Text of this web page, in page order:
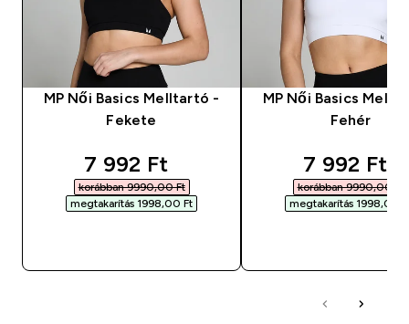
MP Női Basics Melltartó -
Fekete
discounted price
7 992 Ft‎
korábban 9990,00 Ft‎
megtakarítás 1998,00 Ft‎
MP Női Basics
Fehér
7 992 Ft‎
korábban 9990,00 Ft‎
megtakarítás 1998,00